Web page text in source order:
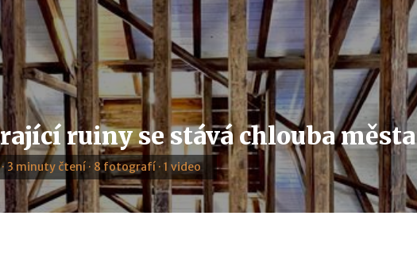
ruiny se stává chlouba města
· 3 minuty čtení · 8 fotografí · 1 video